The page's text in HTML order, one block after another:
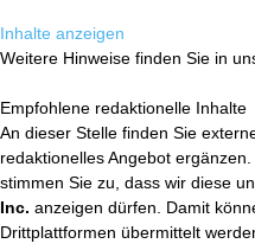
Inhalte anzeigen
Weitere Hinweise finden Sie in
Empfohlene redaktionelle Inhalte
An dieser Stelle finden Sie
redaktionelles Angebot
stimmen Sie zu, dass wir diese
Inc. anzeigen dürfen. Damit
Drittplattformen übermittelt